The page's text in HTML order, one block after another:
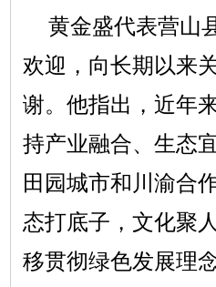
黄金盛代表营山
欢迎，向长期以来
谢。他指出，近年
持产业融合、生态
田园城市和川渝合
态打底子，文化聚
移贯彻绿色发展理